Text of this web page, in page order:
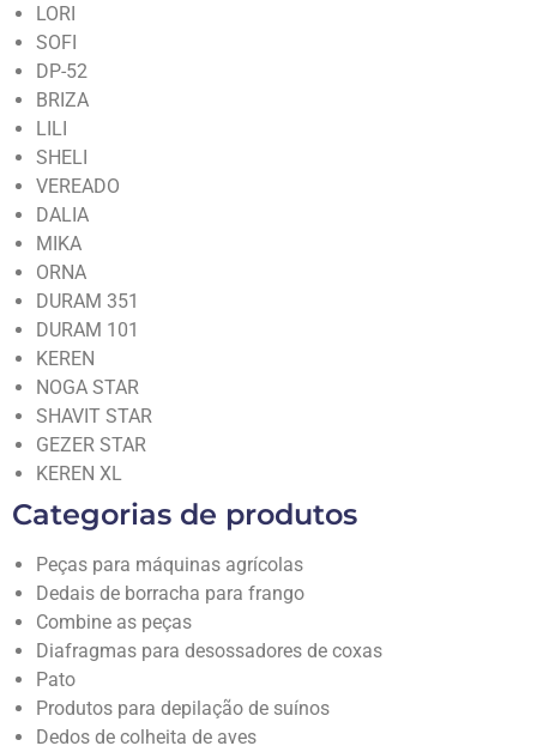
LORI
SOFI
DP-52
BRIZA
LILI
SHELI
VEREADO
DALIA
MIKA
ORNA
DURAM 351
DURAM 101
KEREN
NOGA STAR
SHAVIT STAR
GEZER STAR
KEREN XL
Categorias de produtos
Peças para máquinas agrícolas
Dedais de borracha para frango
Combine as peças
Diafragmas para desossadores de coxas
Pato
Produtos para depilação de suínos
Dedos de colheita de aves